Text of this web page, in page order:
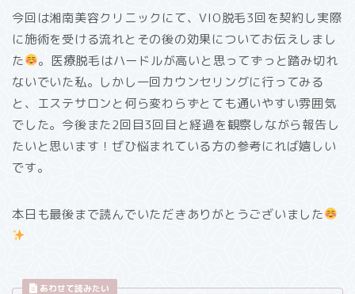
今回は湘南美容クリニックにて、VIO脱毛3回を契約し実際
に施術を受ける流れとその後の効果についてお伝えしまし
た
。医療脱毛はハードルが高いと思ってずっと踏み切れ
ないでいた私。しかし一回カウンセリングに行ってみる
と、エステサロンと何ら変わらずとても通いやすい雰囲気
でした。今後また2回目3回目と経過を観察しながら報告し
たいと思います！ぜひ悩まれている方の参考にれば嬉しい
です。
本日も最後まで読んでいただきありがとうございました